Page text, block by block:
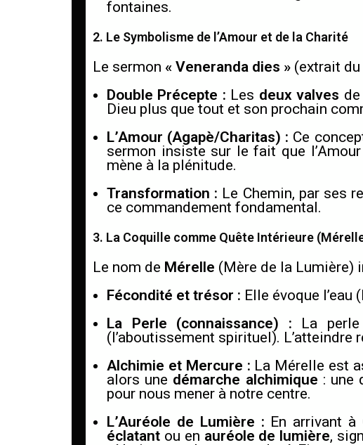
fontaines.
2. Le Symbolisme de l’Amour et de la Charité
Le sermon « Veneranda dies » (extrait du
Double Précepte : Les deux valves
Dieu plus que tout et son prochain
L’Amour (Agapè/Charitas) : Ce
sermon insiste sur le fait que l’Amour
mène à la plénitude.
Transformation : Le Chemin, par ses
ce commandement fondamental.
3. La Coquille comme Quête Intérieure
Le nom de Mérelle (Mère de la Lumière)
Fécondité et trésor : Elle évoque
La Perle (connaissance) : La
(l’aboutissement spirituel).
Alchimie et Mercure : La Mérelle est
alors une démarche alchimique : une
pour nous mener à notre centre.
L’Auréole de Lumière : En arrivant
éclatant ou en auréole de lumière,